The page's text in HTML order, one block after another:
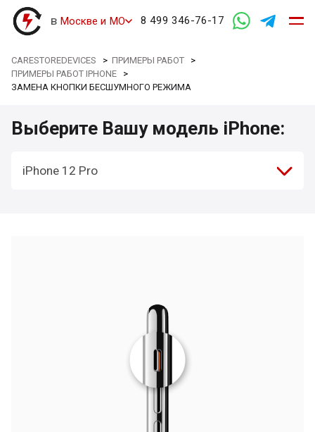
в Москве и МО 8 499 346-76-17
CARESTOREDEVICES >ПРИМЕРЫ РАБОТ >
ПРИМЕРЫ РАБОТ IPHONE >
ЗАМЕНА КНОПКИ БЕСШУМНОГО РЕЖИМА
Выберите Вашу модель iPhone:
iPhone 12 Pro